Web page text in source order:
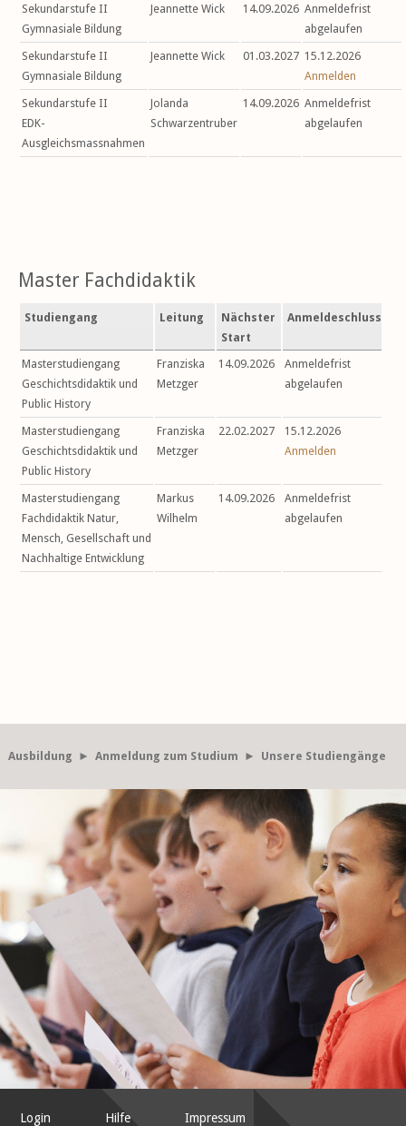
Sekundarstufe II
Gymnasiale Bildung
Jeannette Wick 14.09.2026 Anmeldefrist
abgelaufen
Sekundarstufe II
Gymnasiale Bildung
Jeannette Wick 01.03.2027 15.12.2026
Anmelden
Sekundarstufe II
EDK-
Ausgleichsmassnahmen
Jolanda
Schwarzentruber
14.09.2026 Anmeldefrist
abgelaufen
Master Fachdidaktik
Studiengang Leitung
Nächster
Start
Anmeldeschluss
Masterstudiengang
Geschichtsdidaktik und
Public History
Franziska
Metzger
14.09.2026
Anmeldefrist
abgelaufen
Masterstudiengang
Geschichtsdidaktik und
Public History
Franziska
Metzger
22.02.2027
15.12.2026
Anmelden
Masterstudiengang
Fachdidaktik Natur,
Mensch, Gesellschaft und
Nachhaltige Entwicklung
Markus
Wilhelm
14.09.2026
Anmeldefrist
abgelaufen
Ausbildung ► Anmeldung zum Studium ► Unsere Studiengänge
Login Hilfe Impressum